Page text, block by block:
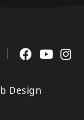
Design